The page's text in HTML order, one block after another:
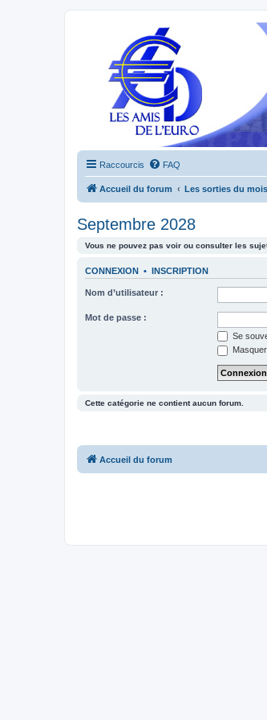
Raccourcis FAQ
Accueil du forum Les sorties du mois
Septembre 2028
Vous ne pouvez pas voir ou consulter les
CONNEXION • INSCRIPTION
Nom d’utilisateur :
Mot de passe :
Se
Cette catégorie ne contient aucun forum.
Accueil du forum